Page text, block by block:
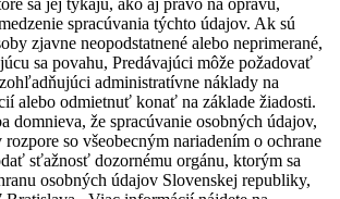
spracúvania týchto údajov. Ak sú
zjavne neopodstatnené alebo neprimerané,
sa povahu, Predávajúci môže požadovať
administratívne náklady na
alebo odmietnuť konať na základe žiadosti.
domnieva, že spracúvanie osobných údajov,
so všeobecným nariadením o ochrane
sťažnosť dozornému orgánu, ktorým sa
osobných údajov Slovenskej republiky,